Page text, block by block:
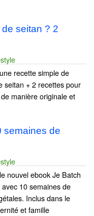
seitan ? 2
recette simple de
seitan + 2 recettes pour
manière originale et
semaines de
nouvel ebook Je Batch
10 semaines de
Inclus dans le
et famille